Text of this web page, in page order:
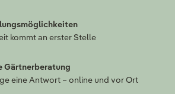
kommt an erster Stelle
Gärtnerberatung
eine Antwort – online und vor Ort